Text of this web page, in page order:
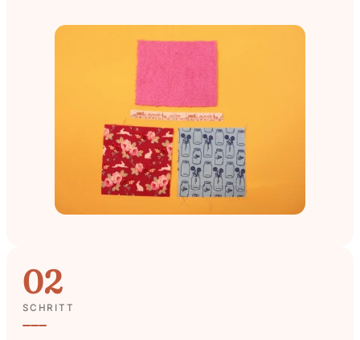
02
SCHRITT